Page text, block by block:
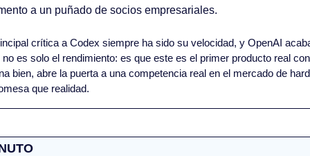
a un puñado de socios empresariales.
crítica a Codex siempre ha sido su velocidad, y OpenAI
es solo el rendimiento: es que este es el primer producto real
bien, abre la puerta a una competencia real en el mercado de
que realidad.